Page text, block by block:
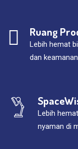
Ruang
Lebih hemat
dan keamanan
Lebih
nyaman di